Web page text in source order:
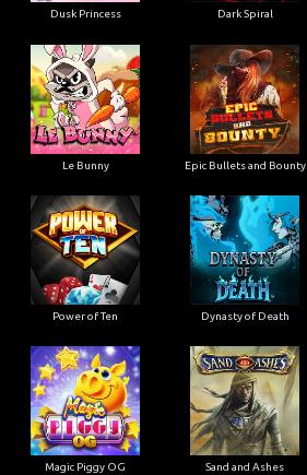
Dusk Princess Dark Spiral
Le Bunny Epic Bullets and Bounty
Power of Ten Dynasty of Death
Magic Piggy OG Sand and Ashes